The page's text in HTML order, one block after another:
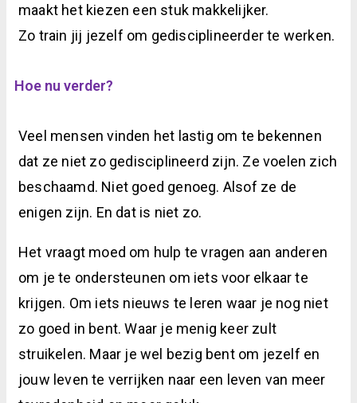
maakt het kiezen een stuk makkelijker.
Zo train jij jezelf om gedisciplineerder te werken.
Hoe nu verder?
Veel mensen vinden het lastig om te bekennen
dat ze niet zo gedisciplineerd zijn. Ze voelen zich
beschaamd. Niet goed genoeg. Alsof ze de
enigen zijn. En dat is niet zo.
Het vraagt moed om hulp te vragen aan anderen
om je te ondersteunen om iets voor elkaar te
krijgen. Om iets nieuws te leren waar je nog niet
zo goed in bent. Waar je menig keer zult
struikelen. Maar je wel bezig bent om jezelf en
jouw leven te verrijken naar een leven van meer